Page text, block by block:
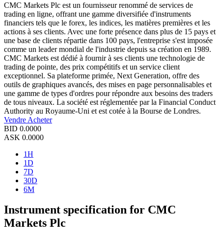
CMC Markets Plc est un fournisseur renommé de services de
trading en ligne, offrant une gamme diversifiée d'instruments
financiers tels que le forex, les indices, les matières premières et les
actions à ses clients. Avec une forte présence dans plus de 15 pays et
une base de clients répartie dans 100 pays, l'entreprise s'est imposée
comme un leader mondial de l'industrie depuis sa création en 1989.
CMC Markets est dédié à fournir à ses clients une technologie de
trading de pointe, des prix compétitifs et un service client
exceptionnel. Sa plateforme primée, Next Generation, offre des
outils de graphiques avancés, des mises en page personnalisables et
une gamme de types d'ordres pour répondre aux besoins des traders
de tous niveaux. La société est réglementée par la Financial Conduct
Authority au Royaume-Uni et est cotée à la Bourse de Londres.
Vendre Acheter
BID 0.0000
ASK 0.0000
1H
1D
7D
30D
6M
Instrument specification for CMC
Markets Plc